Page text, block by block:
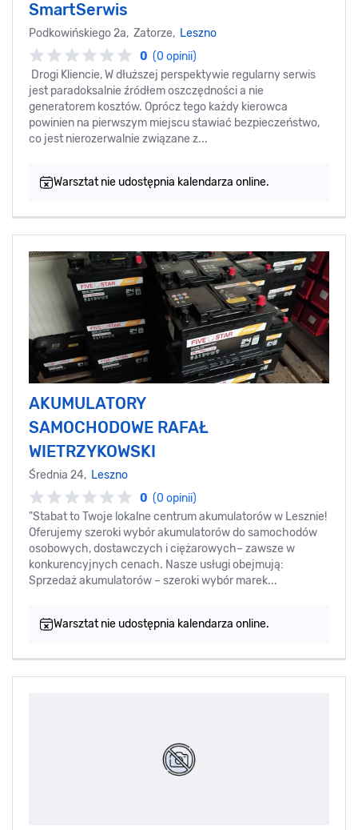
SmartSerwis
Podkowińskiego 2a, Zatorze, Leszno
0 (0 opinii)
Drogi Kliencie, W dłuższej perspektywie regularny serwis
jest paradoksalnie źródłem oszczędności a nie
generatorem kosztów. Oprócz tego każdy kierowca
powinien na pierwszym miejscu stawiać bezpieczeństwo,
co jest nierozerwalnie związane z...
Warsztat nie udostępnia kalendarza online.
AKUMULATORY
SAMOCHODOWE RAFAŁ
WIETRZYKOWSKI
Średnia 24, Leszno
0 (0 opinii)
"Stabat to Twoje lokalne centrum akumulatorów w Lesznie!
Oferujemy szeroki wybór akumulatorów do samochodów
osobowych, dostawczych i ciężarowych– zawsze w
konkurencyjnych cenach. Nasze usługi obejmują:
Sprzedaż akumulatorów – szeroki wybór marek...
Warsztat nie udostępnia kalendarza online.